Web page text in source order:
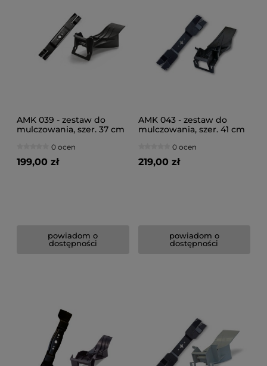
AMK 039 - zestaw do
mulczowania, szer. 37 cm
0 ocen
199,00 zł
powiadom o
dostępności
AMK 043 - zestaw do
mulczowania, szer. 41 cm
0 ocen
219,00 zł
powiadom o
dostępności